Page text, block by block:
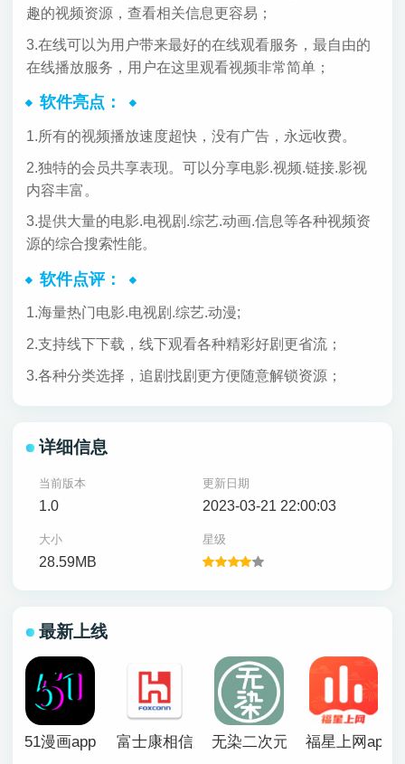
趣的视频资源，查看相关信息更容易；
3.在线可以为用户带来最好的在线观看服务，最自由的
在线播放服务，用户在这里观看视频非常简单；
软件亮点：
1.所有的视频播放速度超快，没有广告，永远收费。
2.独特的会员共享表现。可以分享电影.视频.链接.影视
内容丰富。
3.提供大量的电影.电视剧.综艺.动画.信息等各种视频资
源的综合搜索性能。
软件点评：
1.海量热门电影.电视剧.综艺.动漫;
2.支持线下下载，线下观看各种精彩好剧更省流；
3.各种分类选择，追剧找剧更方便随意解锁资源；
详细信息
当前版本
1.0
更新日期
2023-03-21 22:00:03
大小
28.59MB
星级
最新上线
51漫画app 富士康相信app官方版无染二次元漫画app福星上网app